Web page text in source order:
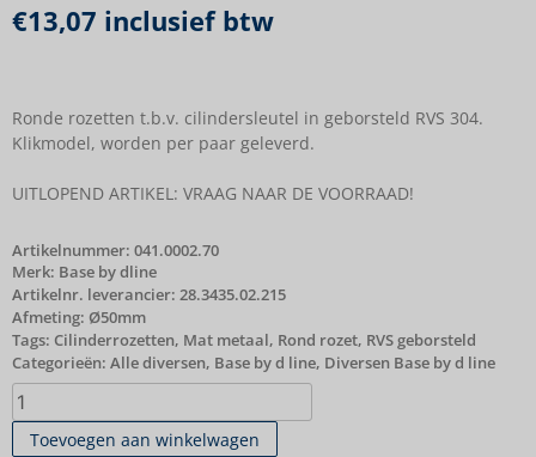
€13,07 inclusief btw
Ronde rozetten t.b.v. cilindersleutel in geborsteld RVS 304.
Klikmodel, worden per paar geleverd.
UITLOPEND ARTIKEL: VRAAG NAAR DE VOORRAAD!
Artikelnummer: 041.0002.70
Merk: Base by dline
Artikelnr. leverancier: 28.3435.02.215
Afmeting: Ø50mm
Tags: Cilinderrozetten, Mat metaal, Rond rozet, RVS geborsteld
Categorieën: Alle diversen, Base by d line, Diversen Base by d line
Toevoegen aan winkelwagen